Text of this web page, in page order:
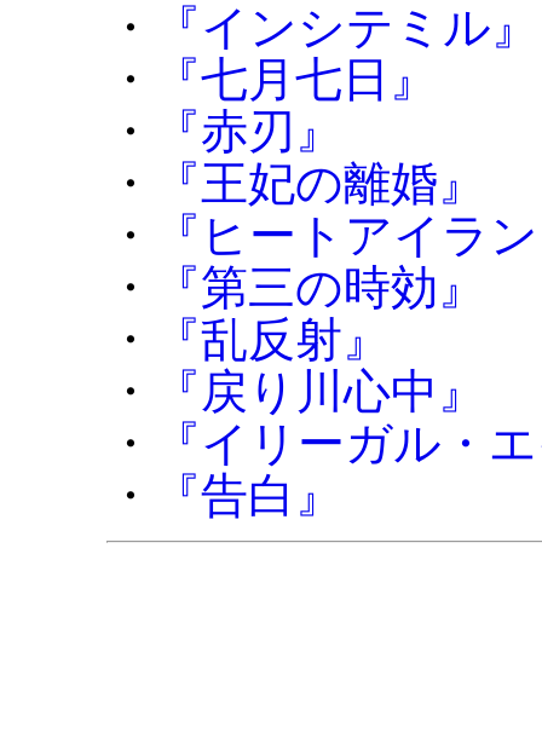
・
『インシテミル』
・
『七月七日』
・
『赤刃』
・
『王妃の離婚』
・
『ヒートアイラ
・
『第三の時効』
・
『乱反射』
・
『戻り川心中』
・
『イリーガル・
・
『告白』